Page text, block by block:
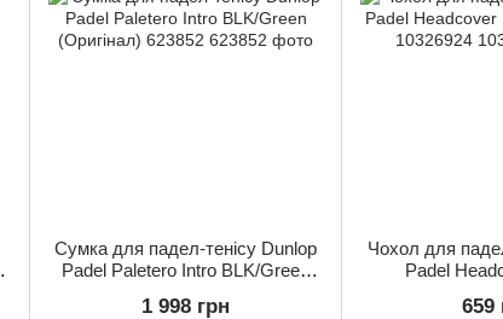
Сумка для падел-тенісу Dunlop
Padel Paletero Intro BLK/Green
1 998 грн
Чохол для
Padel
659